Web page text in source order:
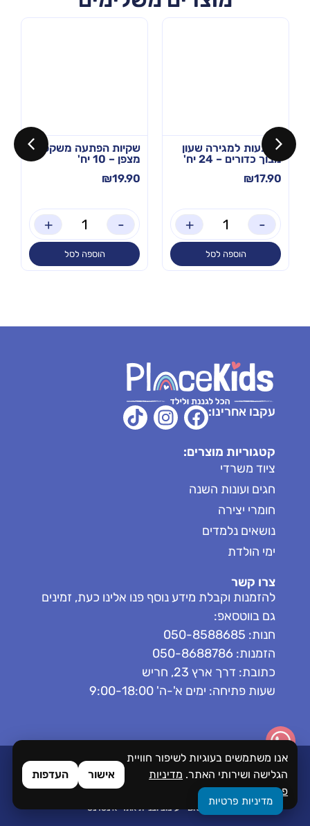
הפתעות למגירה שעון
מבוך כדורים – 24 יח'
₪17.90
-
+
הוספה לסל
שקיות הפתעה משקפת
מצפן – 10 יח'
₪19.90
-
+
הוספה לסל
עקבו אחרינו:
קטגוריות מוצרים:
ציוד משרדי
חגים ועונות השנה
חומרי יצירה
נושאים נלמדים
ימי הולדת
צרו קשר
להזמנות וקבלת מידע נוסף פנו אלינו כעת, זמינים
גם בווטסאפ:
חנות: 050-8588685
הזמנות: 050-8688786
כתובת: דרך ארץ 23, חריש
שעות פתיחה: ימים א'-ה' 9:00-18:00
כל הזכויות שמורות לPlaceKids
Brandale - עיצוב ובניית אתרי אינטרנט
אנו משתמשים בעוגיות לשיפור חוויית
הגלישה ושירותי האתר. מדיניות
פרטיות
אישור העדפות
מדיניות פרטיות